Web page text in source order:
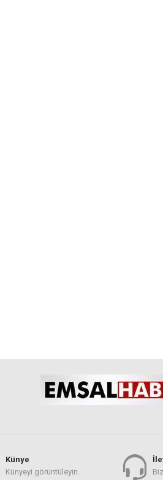
Künye
Künyeyi görüntüleyin.